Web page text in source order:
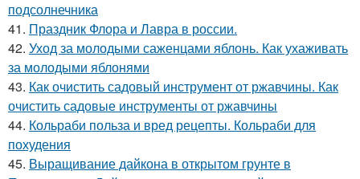
подсолнечника
41. Праздник Флора и Лавра в россии.
42. Уход за молодыми саженцами яблонь. Как ухаживать
за молодыми яблонями
43. Как очистить садовый инструмент от ржавчины. Как
очистить садовые инструменты от ржавчины
44. Кольраби польза и вред рецепты. Кольраби для
похудения
45. Выращивание дайкона в открытом грунте в